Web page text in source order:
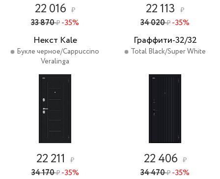
22 016 ₽
33 870₽ -35%
22 113 ₽
34 020₽ -35%
Некст Kale
Букле черное/Cappuccino
Veralinga
22 211 ₽
34 170₽ -35%
Граффити-32/32
Total Black/Super White
22 406 ₽
34 470₽ -35%